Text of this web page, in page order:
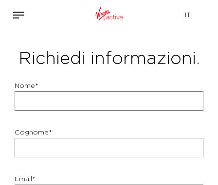
Richiedi informazioni.
Nome*
Cognome*
Email*